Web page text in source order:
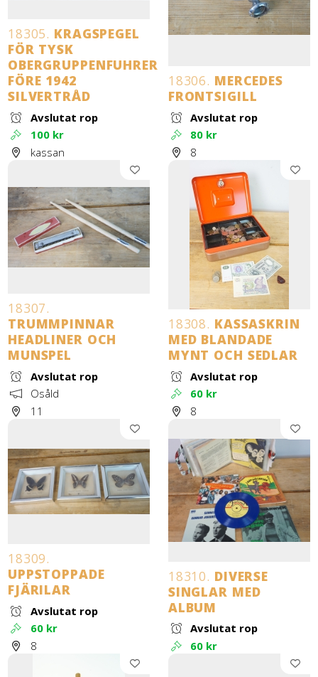
18305. KRAGSPEGEL
FÖR TYSK
OBERGRUPPENFUHRER
FÖRE 1942
SILVERTRÅD
Avslutat rop
100 kr
kassan
18306. MERCEDES
FRONTSIGILL
Avslutat rop
80 kr
8
18307.
TRUMMPINNAR
HEADLINER OCH
MUNSPEL
Avslutat rop
Osåld
11
18308. KASSASKRIN
MED BLANDADE
MYNT OCH SEDLAR
Avslutat rop
60 kr
8
18309.
UPPSTOPPADE
FJÄRILAR
Avslutat rop
60 kr
8
18310. DIVERSE
SINGLAR MED
ALBUM
Avslutat rop
60 kr